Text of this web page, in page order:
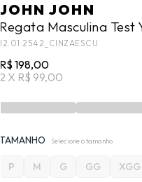
JOHN JOHN
Regata Masculina Test
12.01.2542_CINZAESCU
R$ 198,00
2 X R$ 99,00
TAMANHO Selecione o tamanho
P M G GG XGG